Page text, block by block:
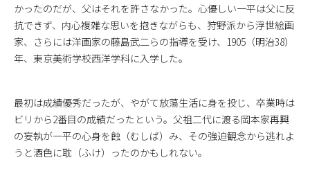
かったのだが、父はそれを許さなかった。心優しい一平は父に反
抗できず、内心複雑な思いを抱きながらも、狩野派から浮世絵画
家、さらには洋画家の藤島武二らの指導を受け、1905（明治38）
年、東京美術学校西洋学科に入学した。
最初は成績優秀だったが、やがて放蕩生活に身を投じ、卒業時は
ビリから2番目の成績だったという。父祖二代に渡る岡本家再興
の妄執が一平の心身を蝕（むしば）み、その強迫観念から逃れよ
うと酒色に耽（ふけ）ったのかもしれない。